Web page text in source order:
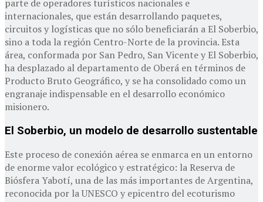
parte de operadores turísticos nacionales e
internacionales, que están desarrollando paquetes,
circuitos y logísticas que no sólo beneficiarán a El Soberbio,
sino a toda la región Centro-Norte de la provincia. Esta
área, conformada por San Pedro, San Vicente y El Soberbio,
ha desplazado al departamento de Oberá en términos de
Producto Bruto Geográfico, y se ha consolidado como un
engranaje indispensable en el desarrollo económico
misionero.
El Soberbio, un modelo de desarrollo sustentable
Este proceso de conexión aérea se enmarca en un entorno
de enorme valor ecológico y estratégico: la Reserva de
Biósfera Yabotí, una de las más importantes de Argentina,
reconocida por la UNESCO y epicentro del ecoturismo